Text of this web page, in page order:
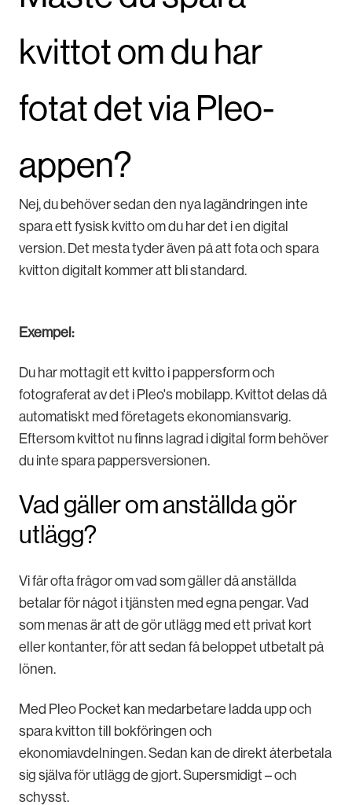
kvittot om du har
fotat det via Pleo-
appen?
Nej, du behöver sedan den nya lagändringen inte
spara ett fysisk kvitto om du har det i en digital
version. Det mesta tyder även på att fota och spara
kvitton digitalt kommer att bli standard.
Exempel:
Du har mottagit ett kvitto i pappersform och
fotograferat av det i Pleo's mobilapp. Kvittot delas då
automatiskt med företagets ekonomiansvarig.
Eftersom kvittot nu finns lagrad i digital form behöver
du inte spara pappersversionen.
Vad gäller om anställda gör
utlägg?
Vi får ofta frågor om vad som gäller då anställda
betalar för något i tjänsten med egna pengar. Vad
som menas är att de gör utlägg med ett privat kort
eller kontanter, för att sedan få beloppet utbetalt på
lönen.
Med Pleo Pocket kan medarbetare ladda upp och
spara kvitton till bokföringen och
ekonomiavdelningen. Sedan kan de direkt återbetala
sig själva för utlägg de gjort. Supersmidigt – och
schysst.